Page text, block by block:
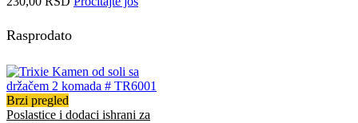
Rasprodato
Brzi pregled
Poslastice i dodaci ishrani za